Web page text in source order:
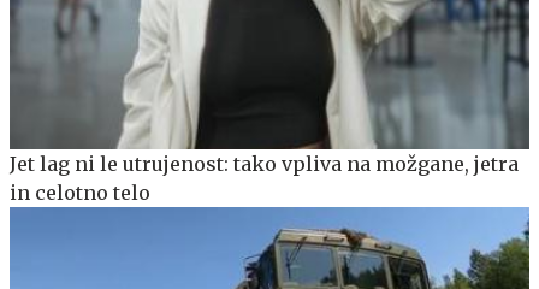
Jet lag ni le utrujenost: tako vpliva na možgane, jetra
in celotno telo